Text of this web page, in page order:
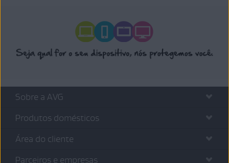
Sobre a AVG
Produtos domésticos
Área do cliente
Parceiros e empresas